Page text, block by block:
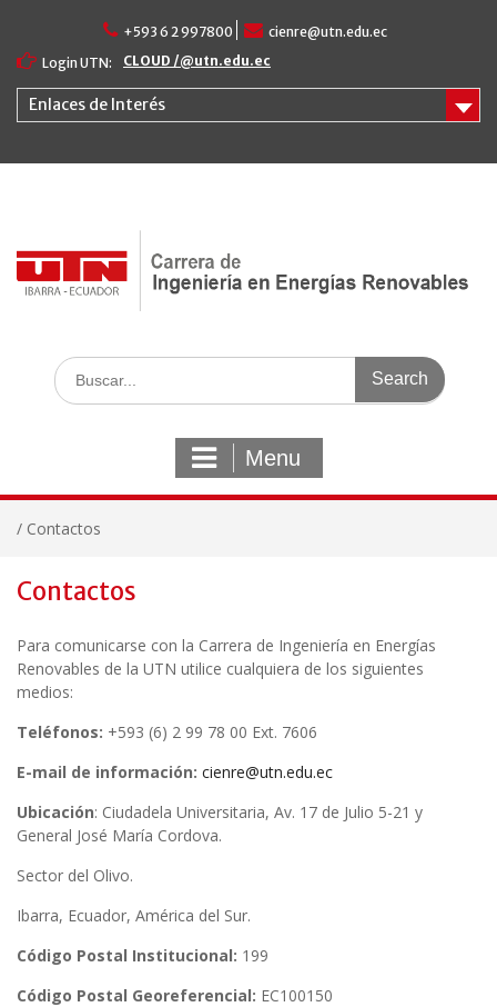
content
+593 6 2 997800
cienre@utn.edu.ec
Login UTN:
CLOUD /@utn.edu.ec
Enlaces de Interés
Search
for:
Menu
/ Contactos
Contactos
Para comunicarse con la Carrera de Ingeniería en Energías
Renovables de la UTN utilice cualquiera de los siguientes
medios:
Teléfonos: +593 (6) 2 99 78 00 Ext. 7606
E-mail de información: cienre@utn.edu.ec
Ubicación: Ciudadela Universitaria, Av. 17 de Julio 5-21 y
General José María Cordova.
Sector del Olivo.
Ibarra, Ecuador, América del Sur.
Código Postal Institucional: 199
Código Postal Georeferencial: EC100150